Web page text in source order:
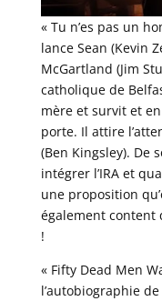
« Tu n’es pas un
lance Sean (Kevin
McGartland (Jim
catholique de
mère et survit et
porte. Il attire
(Ben Kingsley). De
intégrer l’IRA et
une proposition
également content
!
« Fifty Dead Men
l’autobiographie